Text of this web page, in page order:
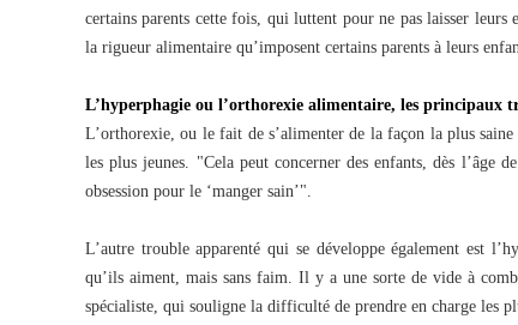
certains parents cette fois, qui luttent pour ne pas laisser leurs
la rigueur alimentaire qu’imposent certains parents à leurs
L’hyperphagie ou l’orthorexie alimentaire, les principaux
L’orthorexie, ou le fait de s’alimenter de la façon la plus
les plus jeunes. "Cela peut concerner des enfants, dès
obsession pour le ‘manger sain’".
L’autre trouble apparenté qui se développe également est
qu’ils aiment, mais sans faim. Il y a une sorte de vide à
spécialiste, qui souligne la difficulté de prendre en charge les